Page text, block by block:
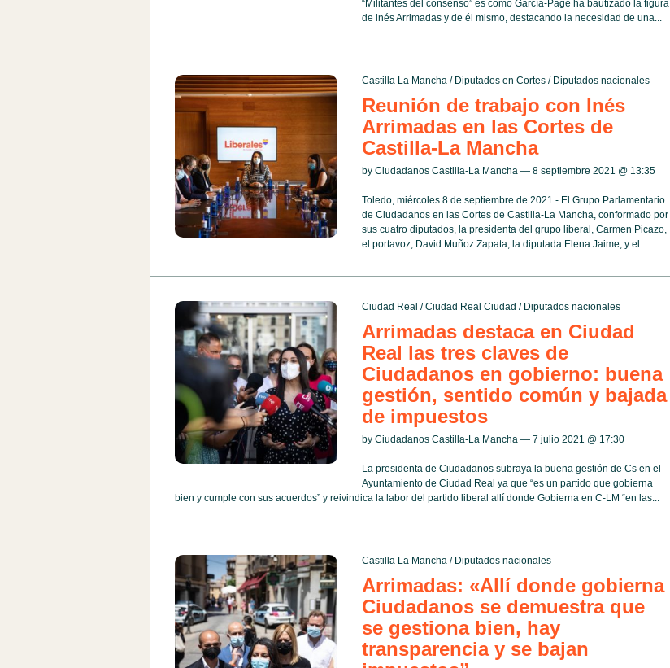
“Militantes del consenso” es como García-Page ha bautizado la figura
de lnés Arrimadas y de él mismo, destacando la necesidad de una...
Castilla La Mancha/ Diputados en Cortes/ Diputados nacionales
Reunión de trabajo con Inés
Arrimadas en las Cortes de
Castilla-La Mancha
by Ciudadanos Castilla-La Mancha — 8 septiembre 2021 @ 13:35
Toledo, miércoles 8 de septiembre de 2021.- El Grupo Parlamentario
de Ciudadanos en las Cortes de Castilla-La Mancha, conformado por
sus cuatro diputados, la presidenta del grupo liberal, Carmen Picazo,
el portavoz, David Muñoz Zapata, la diputada Elena Jaime, y el...
Ciudad Real /Ciudad Real Ciudad / Diputados nacionales
Arrimadas destaca en Ciudad
Real las tres claves de
Ciudadanos en gobierno: buena
gestión, sentido común y bajada
de impuestos
by Ciudadanos Castilla-La Mancha — 7 julio 2021 @ 17:30
La presidenta de Ciudadanos subraya la buena gestión de Cs en el
Ayuntamiento de Ciudad Real ya que “es un partido que gobierna
bien y cumple con sus acuerdos” y reivindica la labor del partido liberal allí donde Gobierna en C-LM “en las...
Castilla La Mancha/ Diputados nacionales
Arrimadas: «Allí donde gobierna
Ciudadanos se demuestra que
se gestiona bien, hay
transparencia y se bajan